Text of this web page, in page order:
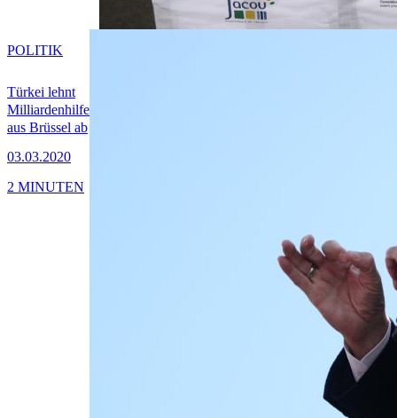
Türkei lehnt
Milliardenhilfe
aus Brüssel ab
03.03.2020
POLITIK
2 MINUTEN